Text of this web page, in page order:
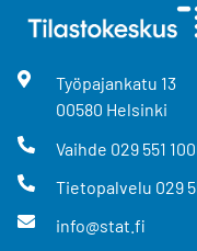
Työpajankatu 13
00580 Helsinki
Vaihde 029 551
Tietopalvelu 029
info@stat.fi